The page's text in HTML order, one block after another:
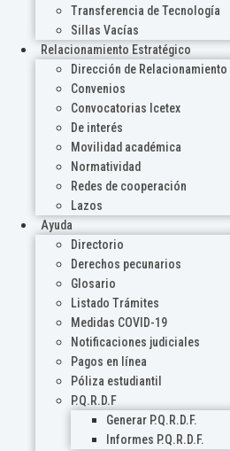
Transferencia de Tecnología
Sillas Vacías
Relacionamiento Estratégico
Dirección de
Convenios
Convocatorias Icetex
De interés
Movilidad académica
Normatividad
Redes de cooperación
Lazos
Ayuda
Directorio
Derechos pecunarios
Glosario
Listado Trámites
Medidas COVID-19
Notificaciones judiciales
Pagos en línea
Póliza estudiantil
P.Q.R.D.F
Generar P.Q.R.D.F.
Informes P.Q.R.D.F.